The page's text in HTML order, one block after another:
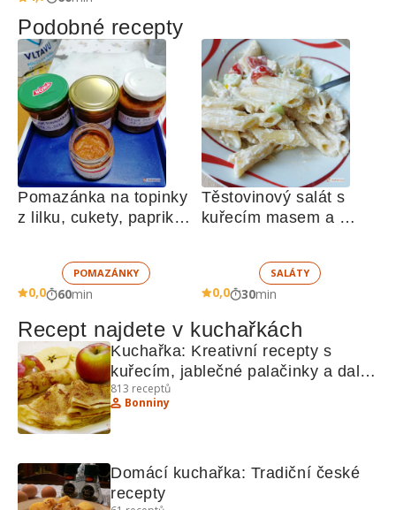
Podobné recepty
Pomazánka na topinky
z lilku, cukety, paprik,
žampionů
POMAZÁNKY
0,0 60min
Těstovinový salát s
kuřecím masem a
SALÁTY
0,0 30min
Recept najdete v kuchařkách
Kuchařka: Kreativní recepty s
kuřecím, jablečné palačinky a další
lahůdky
813 receptů
Bonniny
Domácí kuchařka: Tradiční české
recepty